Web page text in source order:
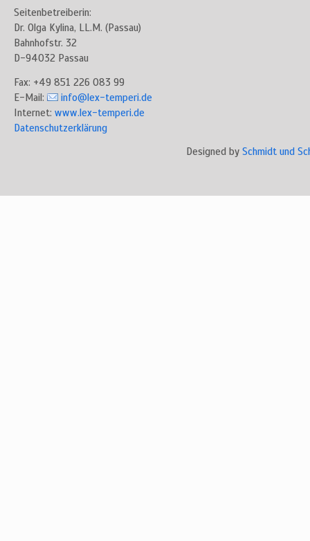
Seitenbetreiberin:
Dr. Olga Kylina, LL.M. (Passau)
Bahnhofstr. 32
D-94032 Passau
Fax: +49 851 226 083 99
E-Mail:
info@lex-temperi.de
Internet: www.lex-temperi.de
Datenschutzerklärung
Designed by Schmidt und